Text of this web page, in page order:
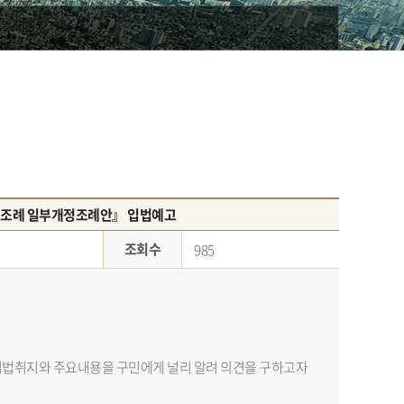
례 일부개정조례안』 입법예고
조회수
985
취지와 주요내용을 구민에게 널리 알려 의견을 구하고자